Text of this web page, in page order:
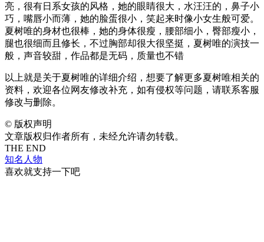
亮，很有日系女孩的风格，她的眼睛很大，水汪汪的，鼻子小
巧，嘴唇小而薄，她的脸蛋很小，笑起来时像小女生般可爱。
夏树唯的身材也很棒，她的身体很瘦，腰部细小，臀部瘦小，
腿也很细而且修长，不过胸部却很大很坚挺，夏树唯的演技一
般，声音较甜，作品都是无码，质量也不错
以上就是关于夏树唯的详细介绍，想要了解更多夏树唯相关的
资料，欢迎各位网友修改补充，如有侵权等问题，请联系客服
修改与删除。
© 版权声明
文章版权归作者所有，未经允许请勿转载。
THE END
知名人物
喜欢就支持一下吧